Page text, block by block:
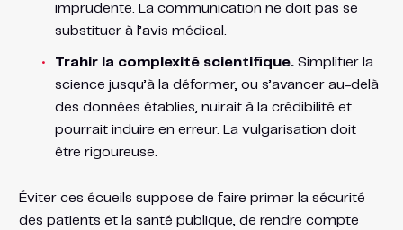
imprudente. La communication ne doit pas se
substituer à l’avis médical.
Trahir la complexité scientifique.Simplifier la
science jusqu’à la déformer, ou s’avancer au-delà
des données établies, nuirait à la crédibilité et
pourrait induire en erreur. La vulgarisation doit
être rigoureuse.
Éviter ces écueils suppose de faire primer la sécurité
des patients et la santé publique, de rendre compte